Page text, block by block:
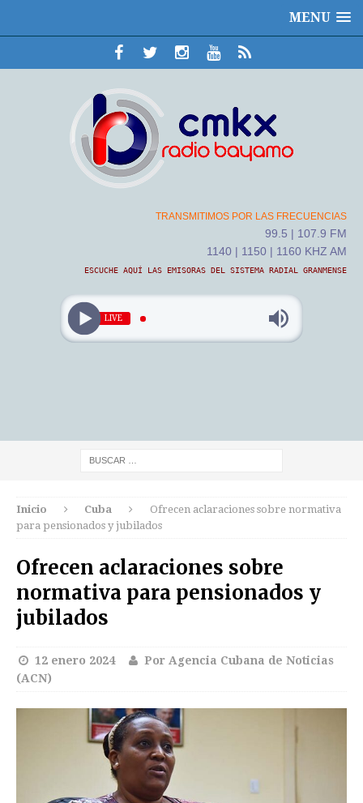
MENU
TRANSMITIMOS POR LAS FRECUENCIAS
99.5 | 107.9 FM
1140 | 1150 | 1160 KHZ AM
ESCUCHE AQUÍ LAS EMISORAS DEL SISTEMA RADIAL GRANMENSE
LIVE
Inicio Cuba
Ofrecen aclaraciones sobre normativa
para pensionados y jubilados
Ofrecen aclaraciones sobre
normativa para pensionados y
jubilados
12 enero 2024
Por Agencia Cubana de Noticias
(ACN)